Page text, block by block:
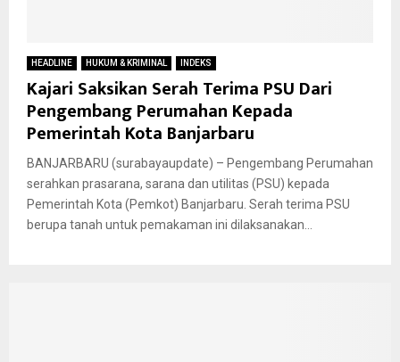
HEADLINE HUKUM & KRIMINAL INDEKS
Kajari Saksikan Serah Terima PSU Dari
Pengembang Perumahan Kepada
Pemerintah Kota Banjarbaru
BANJARBARU (surabayaupdate) – Pengembang Perumahan
serahkan prasarana, sarana dan utilitas (PSU) kepada
Pemerintah Kota (Pemkot) Banjarbaru. Serah terima PSU
berupa tanah untuk pemakaman ini dilaksanakan...